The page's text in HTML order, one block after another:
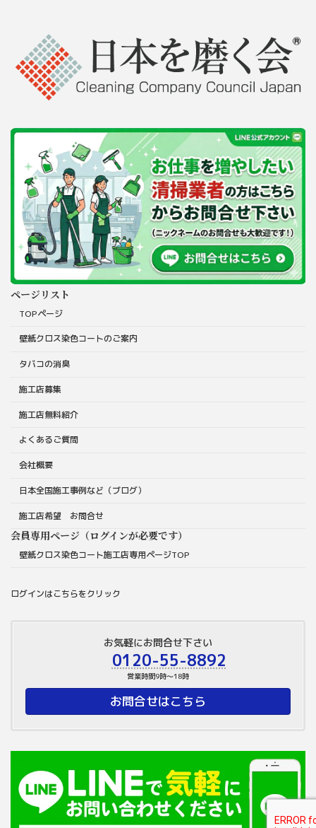
ページリスト
TOPページ
壁紙クロス染色コートのご案内
タバコの消臭
施工店募集
施工店無料紹介
よくあるご質問
会社概要
日本全国施工事例など（ブログ）
施工店希望 お問合せ
会員専用ページ（ログインが必要です）
壁紙クロス染色コート施工店専用ページTOP
ログインはこちらをクリック
お気軽にお問合せ下さい
0120-55-8892
営業時間9時～18時
お問合せはこちら